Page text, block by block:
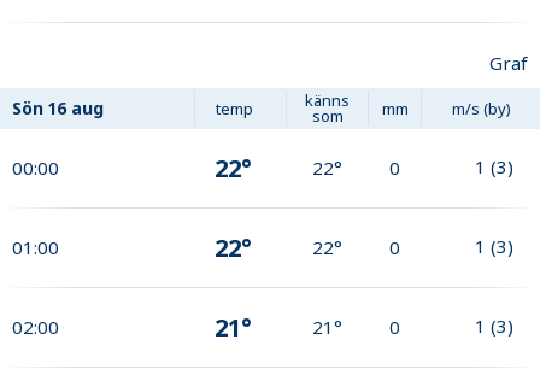
Graf
Sön 16 aug temp känns
som mm m/s (by)
00:00 22° 22° 0 1 (3)
01:00 22° 22° 0 1 (3)
02:00 21° 21° 0 1 (3)